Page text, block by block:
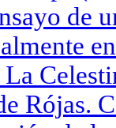
de
Rójas.